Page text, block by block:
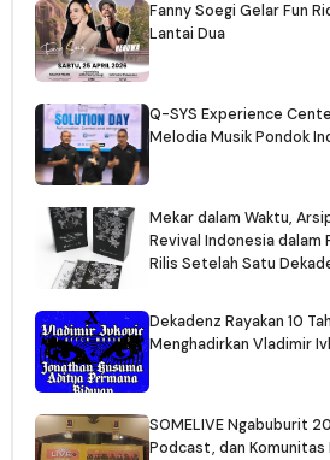
Fanny Soegi Gelar Fun
Lantai Dua
Q-SYS Experience
Melodia Musik Pondok
Mekar dalam Waktu,
Revival Indonesia
Rilis Setelah Satu
Dekadenz Rayakan 10
Menghadirkan Vladimir
SOMELIVE Ngabuburit
Podcast, dan Komunitas